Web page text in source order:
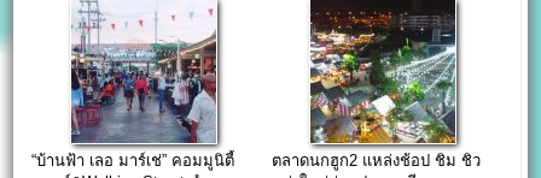
“บ้านฟ้า เลอ มาร์เช่” คอมมูนิตี้
ตลาดนกฮูก2 แหล่งช้อป ชิม ชิว